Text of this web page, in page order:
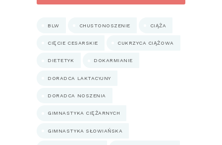
BLW CHUSTONOSZENIE CIĄŻA
CIĘCIE CESARSKIE CUKRZYCA CIĄŻOWA
DIETETYK DOKARMIANIE
DORADCA LAKTACYJNY
DORADCA NOSZENIA
GIMNASTYKA CIĘŻARNYCH
GIMNASTYKA SŁOWIAŃSKA